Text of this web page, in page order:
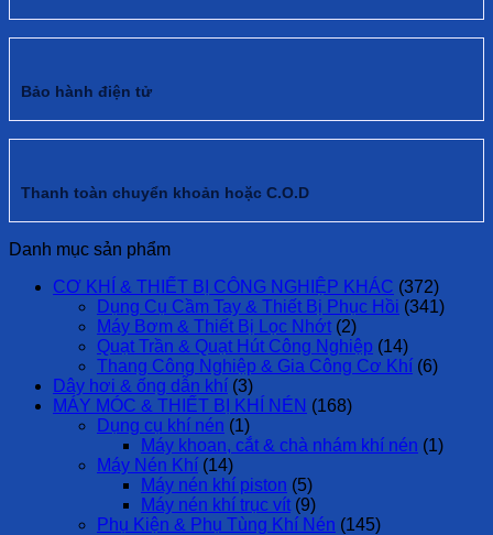
Bảo hành điện tử
Thanh toàn chuyển khoản hoặc C.O.D
Danh mục sản phẩm
CƠ KHÍ & THIẾT BỊ CÔNG NGHIỆP KHÁC (372)
Dụng Cụ Cầm Tay & Thiết Bị Phục Hồi (341)
Máy Bơm & Thiết Bị Lọc Nhớt (2)
Quạt Trần & Quạt Hút Công Nghiệp (14)
Thang Công Nghiệp & Gia Công Cơ Khí (6)
Dây hơi & ống dẫn khí (3)
MÁY MÓC & THIẾT BỊ KHÍ NÉN (168)
Dụng cụ khí nén (1)
Máy khoan, cắt & chà nhám khí nén (1)
Máy Nén Khí (14)
Máy nén khí piston (5)
Máy nén khí trục vít (9)
Phụ Kiện & Phụ Tùng Khí Nén (145)